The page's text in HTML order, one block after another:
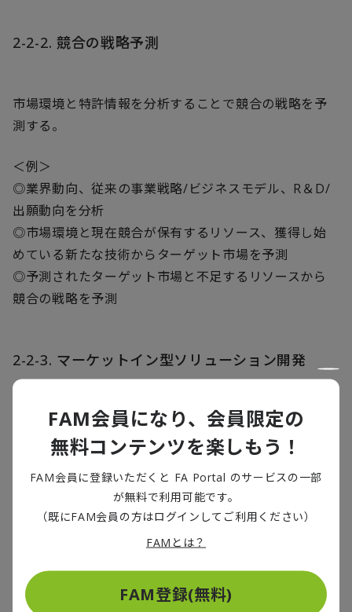
2-2-2. 競合の戦略予測
市場環境と特許情報を分析することで競合の戦略を予
測する。
＜例＞
◎業界動向、従来の事業戦略/ビジネスモデル、R＆D/
出願動向を分析
◎市場環境と現在競合が保有するリソース、獲得し始
めている新たな技術からターゲット市場を予測
◎予測されたターゲット市場と不足するリソースから
競合の戦略を予測
2-2-3. マーケットイン型ソリューション開発
カスタマーの技術ニーズからマーケットイン型のソリ
ューション候補を予測する。
＜例＞
◎サプライヤー・カスタマーの製品・R＆D・出願動向
から、技術ニーズを解釈
◎カスタマーの技術ニーズを読み解くことで、事業であ
ってもニーズに基づくおよび新規ソリューション開発が
可能
FAM会員になり、会員限定の
無料コンテンツを楽しもう！
FAM会員に登録いただくと FA Portal のサービスの一部
が無料で利用可能です。
（既にFAM会員の方はログインしてご利用ください）
FAMとは？
FAM登録(無料)